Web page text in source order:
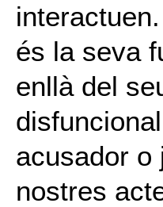
és la seva
enllà del
acusador o
nostres